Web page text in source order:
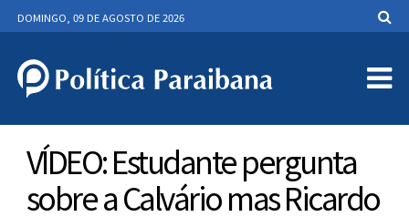
DOMINGO, 09 DE AGOSTO DE 2026
VÍDEO: Estudante pergunta
sobre a Calvário mas Ricardo